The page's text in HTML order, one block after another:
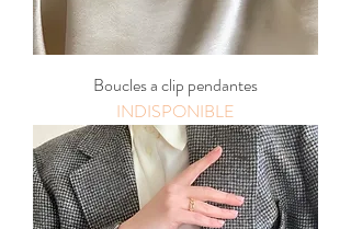
Boucles a clip pendantes
INDISPONIBLE